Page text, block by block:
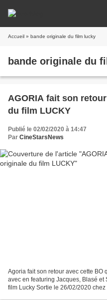
Accueil » bande originale du film lucky
bande originale du
AGORIA fait son
du film LUCKY
Publié le 02/02/2020 à 14:47
Par CineStarsNews
Agoria fait son retour avec cette BO
avec en featuring Jacques, Blasé
film Lucky Sortie le 26/02/2020